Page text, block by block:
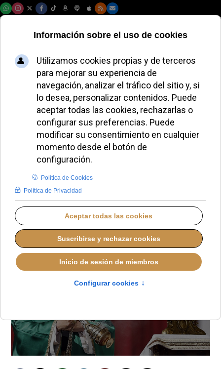
El Papa León XIV
invita a dejar que el
Resucitado ilumine
los desafíos del
mundo actual
JUEVES, 16 OCTUBRE 2025 10:36